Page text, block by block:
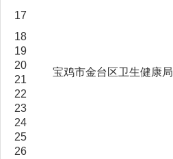
宝鸡市金台区卫生健康局
17
18
19
20
21
22
23
24
25
26